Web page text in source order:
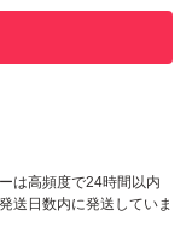
があります
は高頻度で24時間以内
送日数内に発送していま